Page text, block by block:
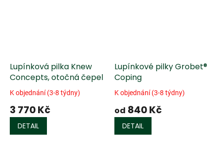
Lupínková pilka Knew
Concepts, otočná čepel
K objednání (3-8 týdny)
3 770 Kč
DETAIL
Lupínkové pilky Grobet®
Coping
K objednání (3-8 týdny)
od 840 Kč
DETAIL